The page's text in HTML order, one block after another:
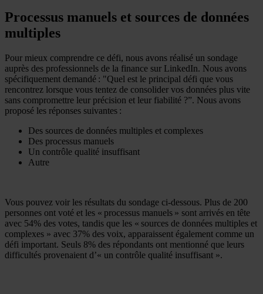
Processus manuels et sources de données
multiples
Pour mieux comprendre ce défi, nous avons réalisé un sondage
auprès des professionnels de la finance sur LinkedIn. Nous avons
spécifiquement demandé : "Quel est le principal défi que vous
rencontrez lorsque vous tentez de consolider vos données plus vite
sans compromettre leur précision et leur fiabilité ?”. Nous avons
proposé les réponses suivantes :
Des sources de données multiples et complexes
Des processus manuels
Un contrôle qualité insuffisant
Autre
Vous pouvez voir les résultats du sondage ci-dessous. Plus de 200
personnes ont voté et les « processus manuels » sont arrivés en tête
avec 54% des votes, tandis que les « sources de données multiples et
complexes » avec 37% des voix, apparaissent également comme un
défi important. Seuls 8% des répondants ont mentionné que leurs
difficultés provenaient d’« un contrôle qualité insuffisant ».